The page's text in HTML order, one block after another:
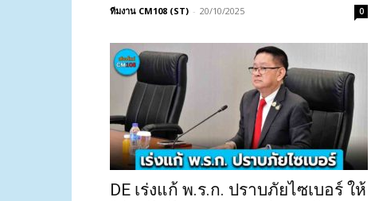
ทีมงาน CM108 (ST) - 20/10/2025 0
DE เร่งแก้ พ.ร.ก. ปราบภัยไซเบอร์ ให้